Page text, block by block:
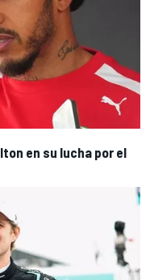
en su lucha por el